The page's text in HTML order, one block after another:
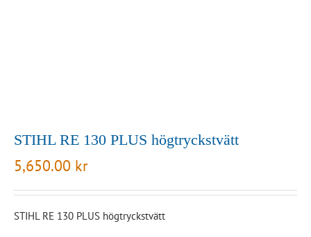
STIHL RE 130 PLUS högtryckstvätt
5,650.00 kr
STIHL RE 130 PLUS högtryckstvätt